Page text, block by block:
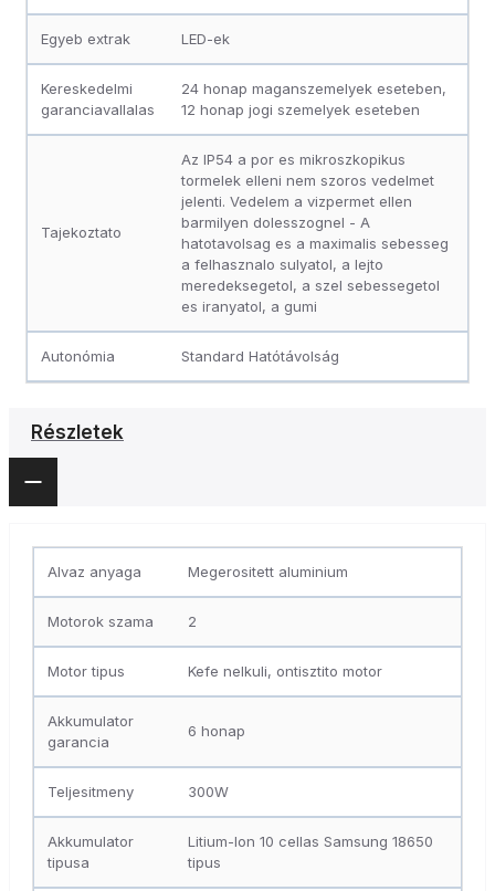
Egyeb extrak LED-ek
Kereskedelmi
garanciavallalas
24 honap maganszemelyek eseteben,
12 honap jogi szemelyek eseteben
Tajekoztato
Az IP54 a por es mikroszkopikus
tormelek elleni nem szoros vedelmet
jelenti. Vedelem a vizpermet ellen
barmilyen dolesszognel - A
hatotavolsag es a maximalis sebesseg
a felhasznalo sulyatol, a lejto
meredeksegetol, a szel sebessegetol
es iranyatol, a gumi
Autonómia Standard Hatótávolság
Részletek
Alvaz anyaga Megerositett aluminium
Motorok szama 2
Motor tipus Kefe nelkuli, ontisztito motor
Akkumulator
garancia
6 honap
Teljesitmeny 300W
Akkumulator
tipusa
Litium-Ion 10 cellas Samsung 18650
tipus